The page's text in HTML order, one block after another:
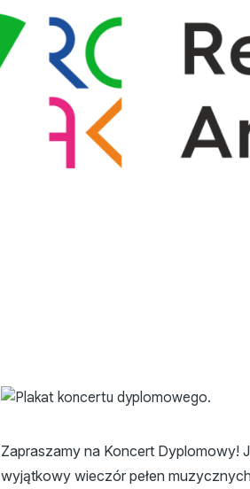
Zapraszamy na Koncert Dyplomowy!
wyjątkowy wieczór pełen